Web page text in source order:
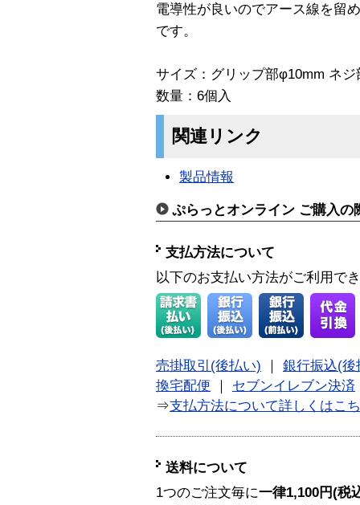
電導性が良いのでアース線を留
です。
サイズ：グリップ部φ10mm ネジ
数量：6個入
関連リンク
製品情報
ぷらっとオンライン ご購入の
支払方法について
以下のお支払い方法がご利用で
売掛取引(後払い)
銀行振込(後
換宅配便
セブンイレブン決済
⇒支払方法について詳しくはこ
送料について
1つのご注文毎に一律1,100円(税